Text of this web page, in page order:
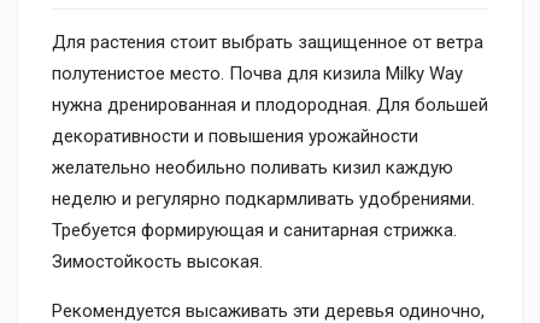
Для растения стоит выбрать защищенное от ветра
полутенистое место. Почва для кизила Milky Way
нужна дренированная и плодородная. Для большей
декоративности и повышения урожайности
желательно необильно поливать кизил каждую
неделю и регулярно подкармливать удобрениями.
Требуется формирующая и санитарная стрижка.
Зимостойкость высокая.
Рекомендуется высаживать эти деревья одиночно,